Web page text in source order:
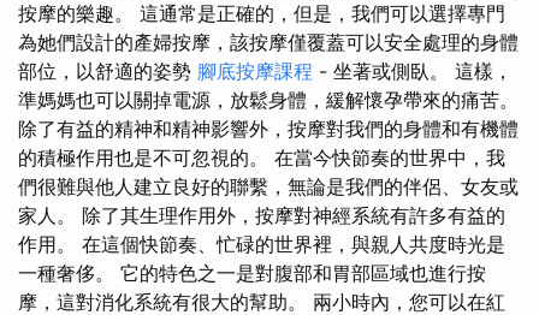
按摩的樂趣。 這通常是正確的，但是，我們可以選擇專門
為她們設計的產婦按摩，該按摩僅覆蓋可以安全處理的身體
部位，以舒適的姿勢 腳底按摩課程 - 坐著或側臥。 這樣，
準媽媽也可以關掉電源，放鬆身體，緩解懷孕帶來的痛苦。
除了有益的精神和精神影響外，按摩對我們的身體和有機體
的積極作用也是不可忽視的。 在當今快節奏的世界中，我
們很難與他人建立良好的聯繫，無論是我們的伴侶、女友或
家人。 除了其生理作用外，按摩對神經系統有許多有益的
作用。 在這個快節奏、忙碌的世界裡，與親人共度時光是
一種奢侈。 它的特色之一是對腹部和胃部區域也進行按
摩，這對消化系統有很大的幫助。 兩小時內，您可以在紅